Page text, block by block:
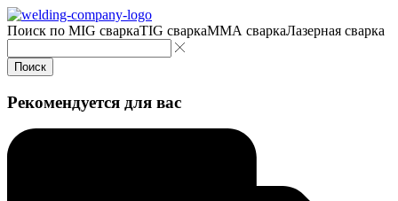
Поиск по MIG сваркаTIG сваркаMMA сваркаЛазерная сварка
Поиск
Рекомендуется для вас